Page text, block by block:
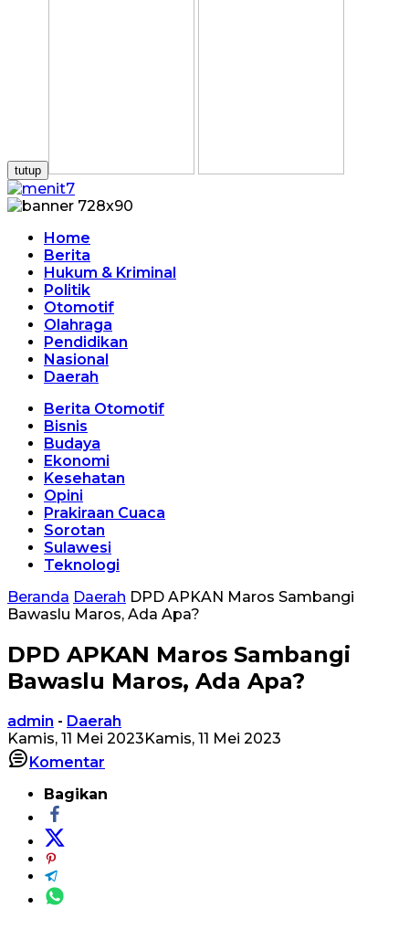
tutup
Home
Berita
Hukum & Kriminal
Politik
Otomotif
Olahraga
Pendidikan
Nasional
Daerah
Berita Otomotif
Bisnis
Budaya
Ekonomi
Kesehatan
Opini
Prakiraan Cuaca
Sorotan
Sulawesi
Teknologi
Beranda Daerah DPD APKAN Maros Sambangi
Bawaslu Maros, Ada Apa?
DPD APKAN Maros Sambangi
Bawaslu Maros, Ada Apa?
admin - Daerah
Kamis, 11 Mei 2023Kamis, 11 Mei 2023
Komentar
Bagikan